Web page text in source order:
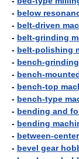
- below
- belt-driven
- belt-grinding
- belt-polishing
- bench-
- bench-
- bench-top
- bench-type
- bending and
- bending
- between-
- bevel gear